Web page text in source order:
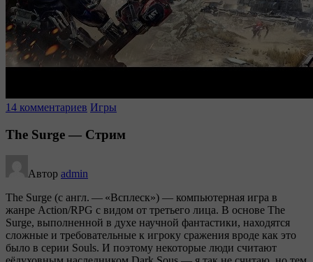
14 комментариев Игры
The Surge — Стрим
Автор admin
The Surge (с англ. — «Всплеск») — компьютерная игра в
жанре Action/RPG с видом от третьего лица. В основе The
Surge, выполненной в духе научной фантастики, находятся
сложные и требовательные к игроку сражения вроде как это
было в серии Souls. И поэтому некоторые люди считают